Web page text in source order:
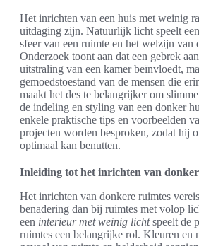
Het inrichten van een huis met weinig
uitdaging zijn. Natuurlijk licht speelt
sfeer van een ruimte en het welzijn van
Onderzoek toont aan dat een gebrek
uitstraling van een kamer beïnvloedt,
gemoedstoestand van de mensen die
maakt het des te belangrijker om
de indeling en styling van een donker
enkele praktische tips en voorbeelden
projecten worden besproken, zodat hij
optimaal kan benutten.
Inleiding tot het inrichten van
Het inrichten van donkere ruimtes
benadering dan bij ruimtes met volop
een interieur met weinig lichtspeelt de
ruimtes een belangrijke rol. Kleuren en